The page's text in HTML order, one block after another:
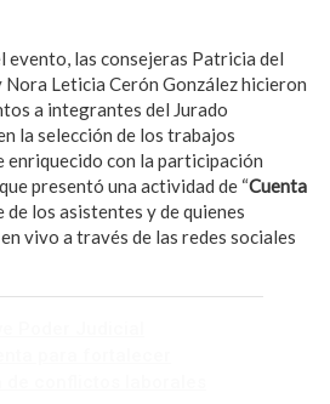
las consejeras Patricia del
Leticia Cerón González hicieron
a integrantes del Jurado
la selección de los trabajos
enriquecido con la participación
que presentó una actividad de “Cuenta
de los asistentes y de quienes
vivo a través de las redes sociales